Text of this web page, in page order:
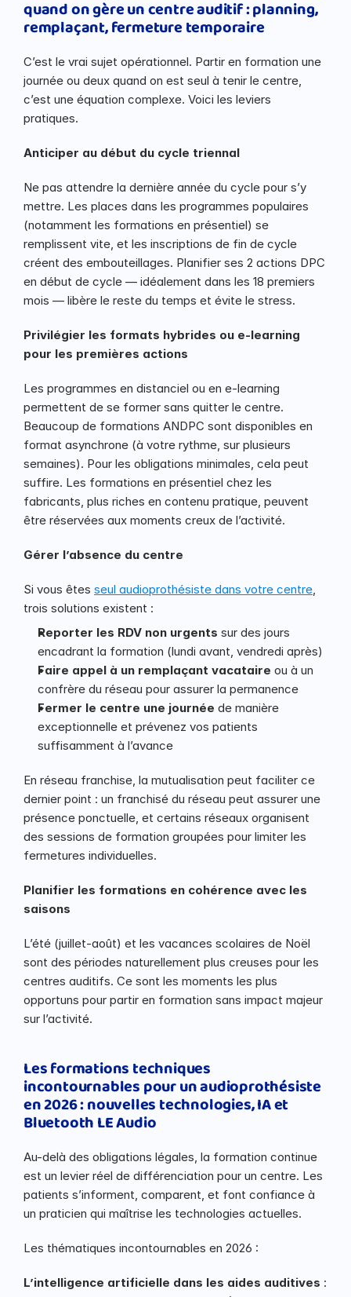
quand on gère un centre auditif : planning,
remplaçant, fermeture temporaire
C’est le vrai sujet opérationnel. Partir en formation une
journée ou deux quand on est seul à tenir le centre,
c’est une équation complexe. Voici les leviers
pratiques.
Anticiper au début du cycle triennal
Ne pas attendre la dernière année du cycle pour s’y
mettre. Les places dans les programmes populaires
(notamment les formations en présentiel) se
remplissent vite, et les inscriptions de fin de cycle
créent des embouteillages. Planifier ses 2 actions DPC
en début de cycle — idéalement dans les 18 premiers
mois — libère le reste du temps et évite le stress.
Privilégier les formats hybrides ou e-learning
pour les premières actions
Les programmes en distanciel ou en e-learning
permettent de se former sans quitter le centre.
Beaucoup de formations ANDPC sont disponibles en
format asynchrone (à votre rythme, sur plusieurs
semaines). Pour les obligations minimales, cela peut
suffire. Les formations en présentiel chez les
fabricants, plus riches en contenu pratique, peuvent
être réservées aux moments creux de l’activité.
Gérer l’absence du centre
Si vous êtes seul audioprothésiste dans votre centre,
trois solutions existent :
Reporter les RDV non urgents sur des jours
encadrant la formation (lundi avant, vendredi après)
Faire appel à un remplaçant vacataire ou à un
confrère du réseau pour assurer la permanence
Fermer le centre une journée de manière
exceptionnelle et prévenez vos patients
suffisamment à l’avance
En réseau franchise, la mutualisation peut faciliter ce
dernier point : un franchisé du réseau peut assurer une
présence ponctuelle, et certains réseaux organisent
des sessions de formation groupées pour limiter les
fermetures individuelles.
Planifier les formations en cohérence avec les
saisons
L’été (juillet-août) et les vacances scolaires de Noël
sont des périodes naturellement plus creuses pour les
centres auditifs. Ce sont les moments les plus
opportuns pour partir en formation sans impact majeur
sur l’activité.
Les formations techniques
incontournables pour un audioprothésiste
en 2026 : nouvelles technologies, IA et
Bluetooth LE Audio
Au-delà des obligations légales, la formation continue
est un levier réel de différenciation pour un centre. Les
patients s’informent, comparent, et font confiance à
un praticien qui maîtrise les technologies actuelles.
Les thématiques incontournables en 2026 :
L’intelligence artificielle dans les aides auditives :